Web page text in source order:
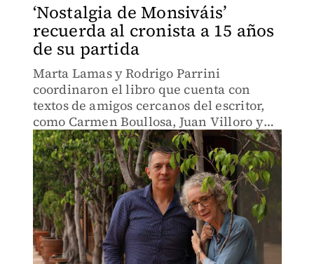
‘Nostalgia de Monsiváis’
recuerda al cronista a 15 años
de su partida
Marta Lamas y Rodrigo Parrini
coordinaron el libro que cuenta con
textos de amigos cercanos del escritor,
como Carmen Boullosa, Juan Villoro y
Elena Poniatowska.